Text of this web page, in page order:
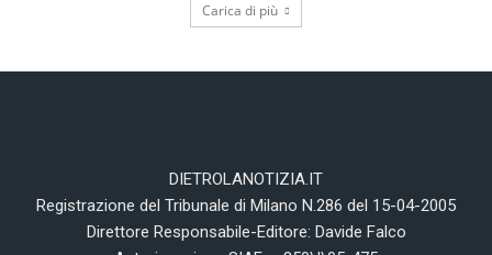
Carica di più
DIETROLANOTIZIA.IT
Registrazione del Tribunale di Milano N.286 del 15-04-2005
Direttore Responsabile-Editore: Davide Falco